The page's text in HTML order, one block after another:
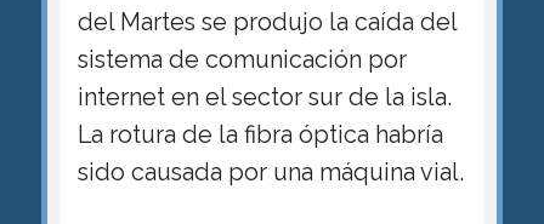
del Martes se produjo la caída del
sistema de comunicación por
internet en el sector sur de la isla.
La rotura de la fibra óptica habría
sido causada por una máquina vial.